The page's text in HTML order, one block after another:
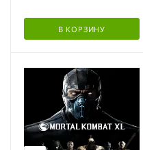
В КОРЗИНУ